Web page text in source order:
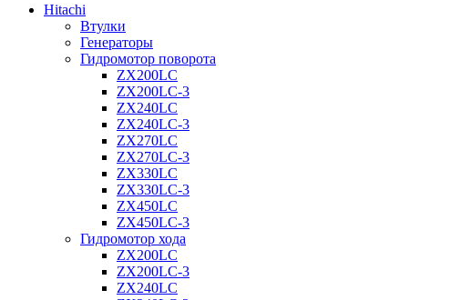
Hitachi
Втулки
Генераторы
Гидромотор поворота
ZX200LC
ZX200LC-3
ZX240LC
ZX240LC-3
ZX270LC
ZX270LC-3
ZX330LC
ZX330LC-3
ZX450LC
ZX450LC-3
Гидромотор хода
ZX200LC
ZX200LC-3
ZX240LC